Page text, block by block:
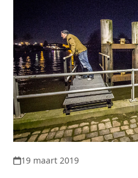
19 maart 2019